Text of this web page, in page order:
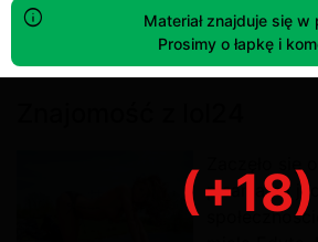
Materiał znajduje się w
Prosimy o łapkę i
(+18)
Zaczęło się
pisania na